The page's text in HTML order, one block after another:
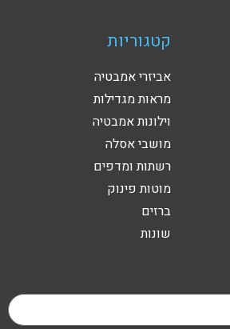
קטגוריות
אביזרי אמבטיה
מראות מגדילות
וילונות אמבטיה
מושבי אסלה
רשתות ומדפים
מוטות פינוק
ברזים
שונות